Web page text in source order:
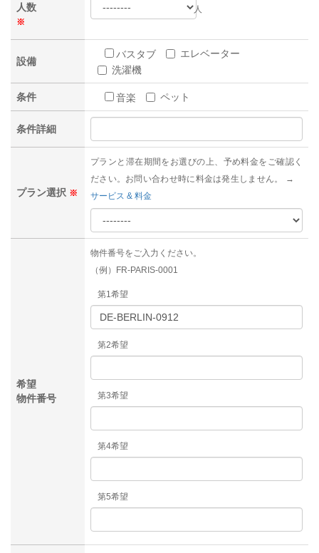
人数
※
人
設備
バスタブ
エレベーター
洗濯機
条件 音楽 ペット
条件詳細
プラン選択 ※
プランと滞在期間をお選びの上、予め料金をご確認く
ださい。お問い合わせ時に料金は発生しません。 →
サービス & 料金
希望
物件番号
物件番号をご入力ください。
（例）FR-PARIS-0001
第1希望
第2希望
第3希望
第4希望
第5希望